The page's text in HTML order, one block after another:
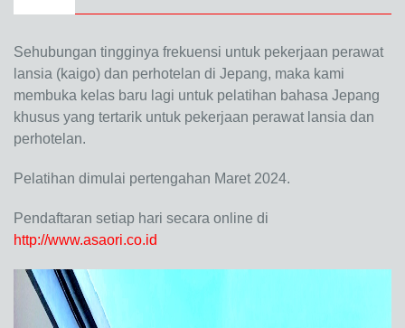
Sehubungan tingginya frekuensi untuk pekerjaan perawat
lansia (kaigo) dan perhotelan di Jepang, maka kami
membuka kelas baru lagi untuk pelatihan bahasa Jepang
khusus yang tertarik untuk pekerjaan perawat lansia dan
perhotelan.
Pelatihan dimulai pertengahan Maret 2024.
Pendaftaran setiap hari secara online di
http://www.asaori.co.id